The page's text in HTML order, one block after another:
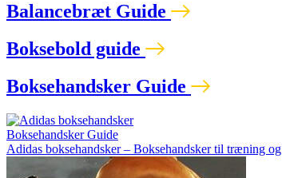
Balancebræt Guide
Boksebold guide
Boksehandsker Guide
Boksehandsker Guide
Adidas boksehandsker – Boksehandsker til træning